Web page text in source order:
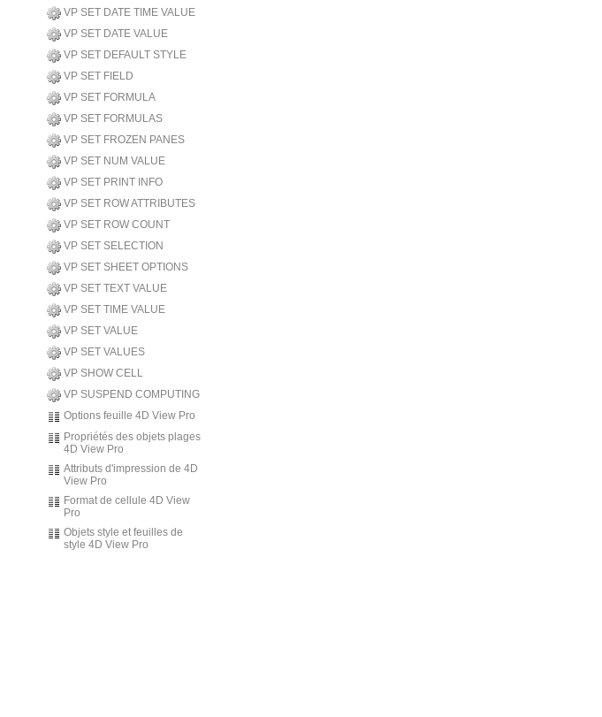
VP SET DATE TIME VALUE
VP SET DATE VALUE
VP SET DEFAULT STYLE
VP SET FIELD
VP SET FORMULA
VP SET FORMULAS
VP SET FROZEN PANES
VP SET NUM VALUE
VP SET PRINT INFO
VP SET ROW ATTRIBUTES
VP SET ROW COUNT
VP SET SELECTION
VP SET SHEET OPTIONS
VP SET TEXT VALUE
VP SET TIME VALUE
VP SET VALUE
VP SET VALUES
VP SHOW CELL
VP SUSPEND COMPUTING
Options feuille 4D View Pro
Propriétés des objets plages
4D View Pro
Attributs d'impression de 4D
View Pro
Format de cellule 4D View
Pro
Objets style et feuilles de
style 4D View Pro